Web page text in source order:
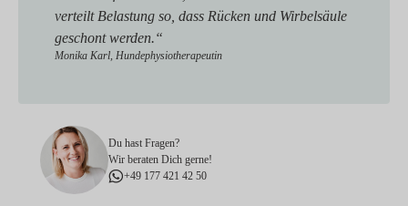
verteilt Belastung so, dass Rücken und Wirbelsäule
geschont werden.“
Monika Karl, Hundephysiotherapeutin
Du hast Fragen?
Wir beraten Dich gerne!
+49 177 421 42 50